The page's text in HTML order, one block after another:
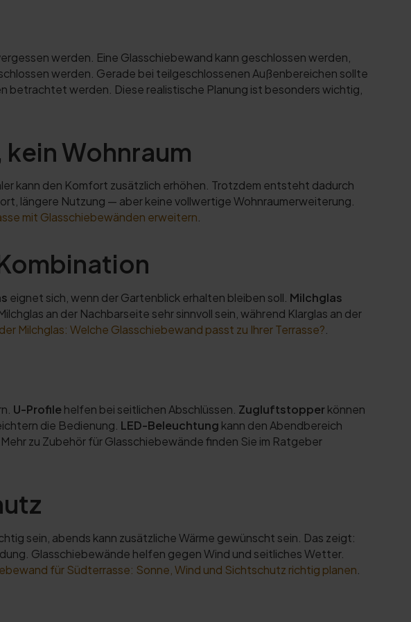
werden. Eine Glasschiebewand kann geschlossen werden,
werden. Gerade bei teilgeschlossenen Außenbereichen sollte
betrachtet werden. Diese realistische Planung ist besonders wichtig,
Wohnraum
kann den Komfort zusätzlich erhöhen. Trotzdem entsteht dadurch
längere Nutzung — aber keine vollwertige Wohnraumerweiterung.
mit Glasschiebewänden erweitern.
eignet sich, wenn der Gartenblick erhalten bleiben soll. Milchglas
an der Nachbarseite sehr sinnvoll sein, während Klarglas an der
Milchglas: Welche Glasschiebewand passt zu Ihrer Terrasse?
U-Profilehelfen bei seitlichen Abschlüssen. Zugluftstopperkönnen
die Bedienung. LED-Beleuchtung kann den Abendbereich
. Mehr zu Zubehör für Glasschiebewände finden Sie im Ratgeber
sein, abends kann zusätzliche Wärme gewünscht sein. Das zeigt:
Glasschiebewände helfen gegen Wind und seitliches Wetter.
für Südterrasse: Sonne, Wind und Sichtschutz richtig planen